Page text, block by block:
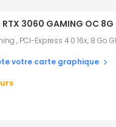
3060 GAMING OC 8G
, PCI-Express 4.0 16x, 8 Go
votre carte graphique